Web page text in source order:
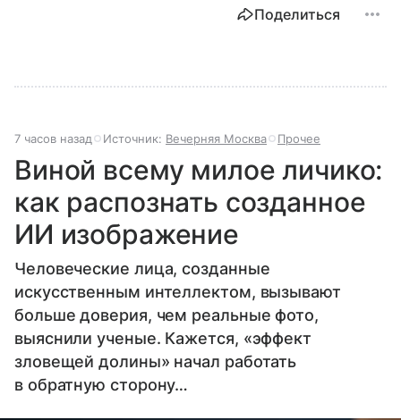
Поделиться
7 часов назад Источник: Вечерняя Москва Прочее
Виной всему милое личико:
как распознать созданное
ИИ изображение
Человеческие лица, созданные
искусственным интеллектом, вызывают
больше доверия, чем реальные фото,
выяснили ученые. Кажется, «эффект
зловещей долины» начал работать
в обратную сторону…